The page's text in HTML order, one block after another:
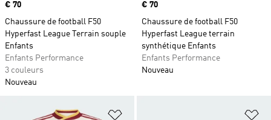
Prix
€ 70
Chaussure de football F50
Hyperfast League Terrain souple
Enfants
Enfants Performance
3 couleurs
Nouveau
Prix
€ 70
Chaussure de football F50
Hyperfast League terrain
synthétique Enfants
Enfants Performance
Nouveau
Ajouter à la Liste de produits